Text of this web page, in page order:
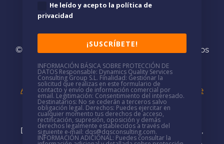
© 2026
· Somos consultores especializados
enSoluciones Microsoft
(+34)937 688 766· mkt@dqsconsulting.com
Aviso Legal|Política de Privacidad|Política de
Cookies|Política de seguridad |Canal de
denuncias
DQS/ tiene oficinas presenciales enBarcelona,
He leído y acepto la política de
privacidad
¡SUSCRÍBETE!
INFORMACIÓN BÁSICA SOBRE PROTECCIÓN DE
DATOS Responsable: Dynamics Quality Services
Consulting Group S.L. Finalidad: Gestionar la
solicitud que realizas en este formulario de
contacto y envío de información comercial por
email. Legitimación: Consentimiento del interesado.
Destinatarios: No se cederán a terceros salvo
obligación legal. Derechos: Puedes ejercitar en
cualquier momento tus derechos de acceso,
rectificación, supresión, oposición y demás
derechos legalmente establecidos a través del
siguiente e-mail: dqs@dqsconsulting.com.
INFORMACIÓN ADICIONAL: Puedes consultar la